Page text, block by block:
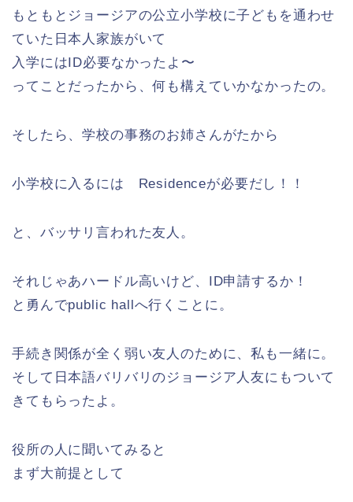
もともとジョージアの公立小学校に子どもを通わせ
ていた日本人家族がいて
入学にはID必要なかったよ〜
ってことだったから、何も構えていかなかったの。
そしたら、学校の事務のお姉さんがたから
小学校に入るには Residenceが必要だし！！
と、バッサリ言われた友人。
それじゃあハードル高いけど、ID申請するか！
と勇んでpublic hallへ行くことに。
手続き関係が全く弱い友人のために、私も一緒に。
そして日本語バリバリのジョージア人友にもついて
きてもらったよ。
役所の人に聞いてみると
まず大前提として